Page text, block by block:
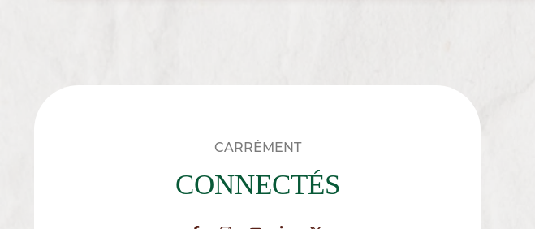
CARRÉMENT
CONNECTÉS